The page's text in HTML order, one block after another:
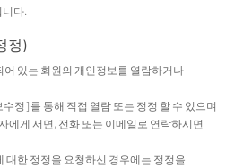
다.
정)
있는 회원의 개인정보를 열람하거나
정] 를 통해 직접 열람 또는 정정 할 수 있으며
에게 서면, 전화 또는 이메일로 연락하시면
한 정정을 요청하신 경우에는 정정을